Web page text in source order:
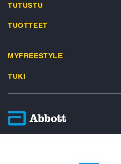
TUTUSTU
TUOTTEET
MYFREESTYLE
TUKI